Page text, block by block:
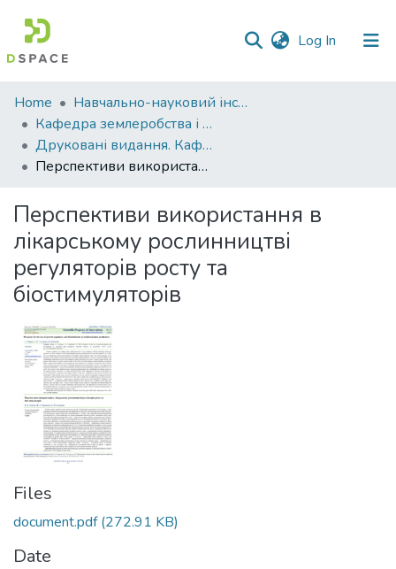
Log In (current)
Communities
&
Collections
All of DSpace
Statistics
Home
Навчально-науковий інститут агротехнологій, селекції та екології
Кафедра землеробства і агрохімії ім. В.І.Сазанова
Друковані видання. Кафедра землеробства і агрохімії ім. В.І.Сазанова
Перспективи використання в лікарському рослинництві регуляторів росту та біостимуляторів
Перспективи використання в
лікарському рослинництві
регуляторів росту та
біостимуляторів
Files
document.pdf(272.91 KB)
Date